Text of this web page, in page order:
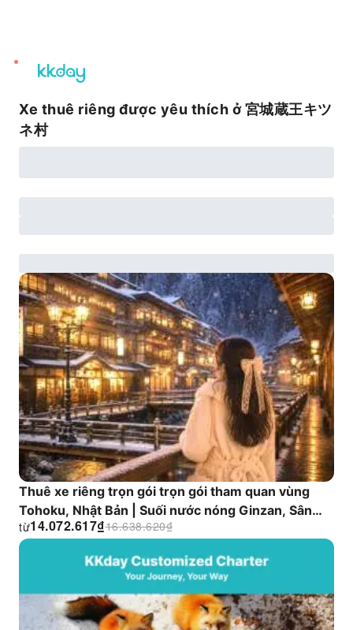
unread
notifications
Xe thuê riêng được yêu thích ở 宮城蔵王キツ
ネ村
Thuê xe riêng trọn gói trọn gói tham quan vùng
Tohoku, Nhật Bản | Suối nước nóng Ginzan, Sân
băng Zaoju, Làng Cáo, Okama | Khởi hành từ
Sendai
₫
14.072.617
từ ₫
16.638.620